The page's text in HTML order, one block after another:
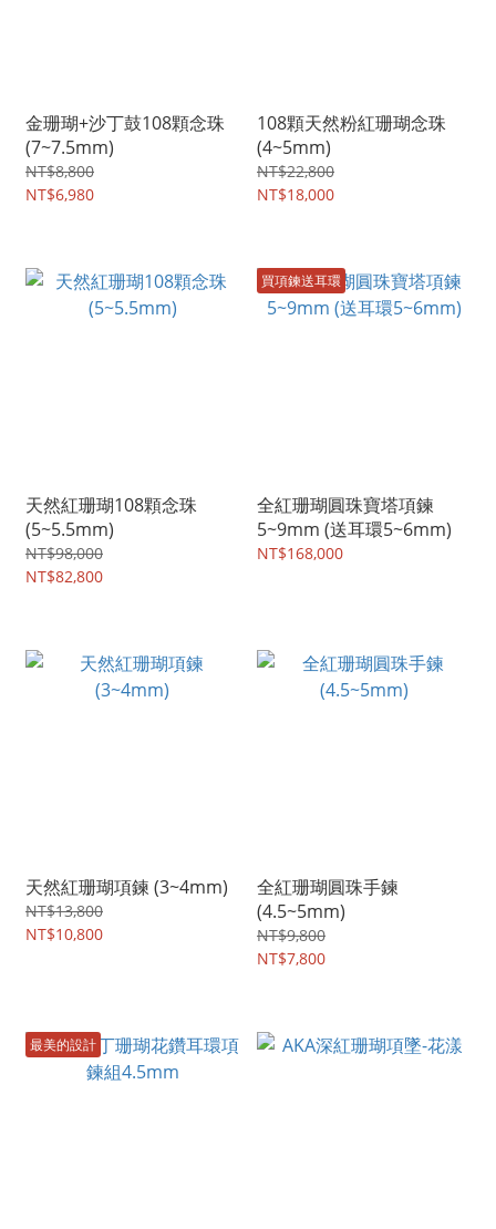
金珊瑚+沙丁鼓108顆念珠
(7~7.5mm)
NT$8,800
NT$6,980
108顆天然粉紅珊瑚念珠
(4~5mm)
NT$22,800
NT$18,000
天然紅珊瑚108顆念珠
(5~5.5mm)
NT$98,000
NT$82,800
買項鍊送耳環
全紅珊瑚圓珠寶塔項鍊
5~9mm (送耳環5~6mm)
NT$168,000
天然紅珊瑚項鍊 (3~4mm)
NT$13,800
NT$10,800
全紅珊瑚圓珠手鍊
(4.5~5mm)
NT$9,800
NT$7,800
最美的設計